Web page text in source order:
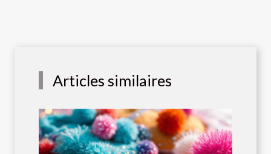
Articles similaires